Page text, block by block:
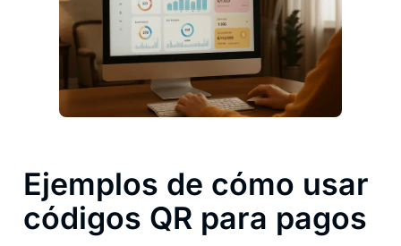
Ejemplos de cómo usar
códigos QR para pagos